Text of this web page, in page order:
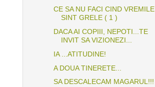
CE SA NU FACI CIND VREMILE
SINT GRELE ( 1 )
DACA AI COPIII, NEPOTI...TE
INVIT SA VIZIONEZI...
IA ...ATITUDINE!
A DOUA TINERETE...
SA DESCALECAM MAGARUL!!!